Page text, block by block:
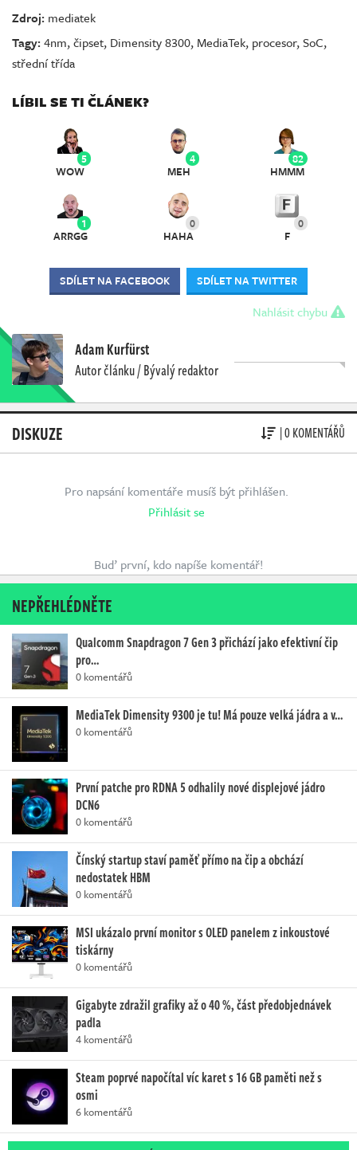
Zdroj: mediatek
Tagy:4nm,čipset, Dimensity 8300, MediaTek, procesor,SoC,
střední třída
LÍBIL SE TI ČLÁNEK?
5
WOW
4
MEH
82
HMMM
1
ARRGG
0
HAHA
0
F
SDÍLET NA FACEBOOK SDÍLET NA TWITTER
Nahlásit chybu
Adam Kurfürst
Autor článku / Bývalý redaktor
DISKUZE | 0 KOMENTÁŘŮ
Pro napsání komentáře musíš být přihlášen.
Přihlásit se
Buď první, kdo napíše komentář!
NEPŘEHLÉDNĚTE
Qualcomm Snapdragon 7 Gen 3 přichází jako efektivní čip
pro…
0 komentářů
MediaTek Dimensity 9300 je tu! Má pouze velká jádra a v…
0 komentářů
První patche pro RDNA 5 odhalily nové displejové jádro
DCN6
0 komentářů
Čínský startup staví paměť přímo na čip a obchází
nedostatek HBM
0 komentářů
MSI ukázalo první monitor s OLED panelem z inkoustové
tiskárny
0 komentářů
Gigabyte zdražil grafiky až o 40 %, část předobjednávek
padla
4 komentářů
Steam poprvé napočítal víc karet s 16 GB paměti než s
osmi
6 komentářů